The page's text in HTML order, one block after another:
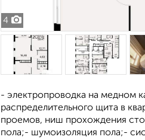
4
- электропроводка на медном
распределительного щита в
проемов, ниш прохождения
пола;- шумоизоляция пола;-